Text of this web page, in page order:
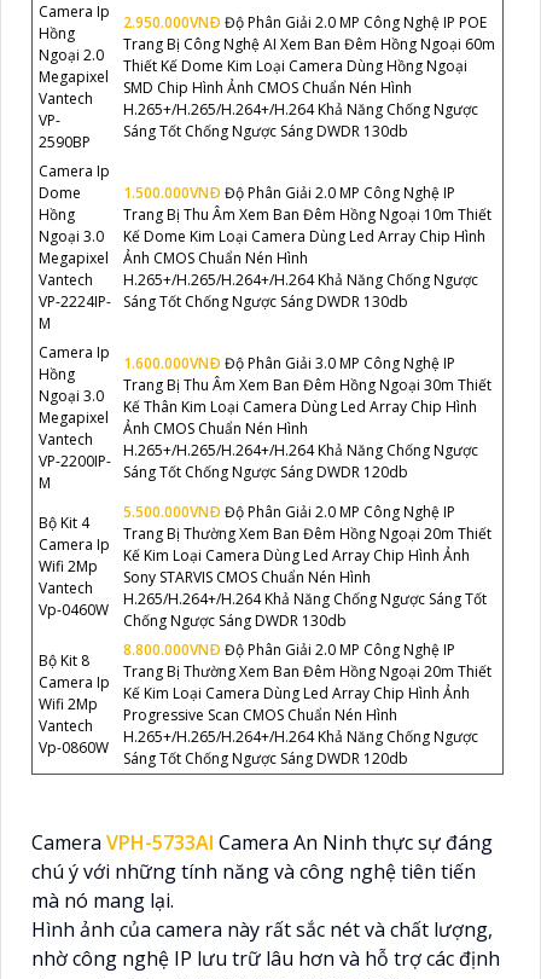
Camera Ip
Hồng
Ngoại 2.0
Megapixel
Vantech
VP-
2590BP
2.950.000VNÐ Độ Phân Giải 2.0 MP Công Nghệ IP POE
Trang Bị Công Nghệ AI Xem Ban Đêm Hồng Ngoại 60m
Thiết Kế Dome Kim Loại Camera Dùng Hồng Ngoại
SMD Chip Hình Ảnh CMOS Chuẩn Nén Hình
H.265+/H.265/H.264+/H.264 Khả Năng Chống Ngược
Sáng Tốt Chống Ngược Sáng DWDR 130db
Camera Ip
Dome
Hồng
Ngoại 3.0
Megapixel
Vantech
VP-2224IP-
M
1.500.000VNÐ Độ Phân Giải 2.0 MP Công Nghệ IP
Trang Bị Thu Âm Xem Ban Đêm Hồng Ngoại 10m Thiết
Kế Dome Kim Loại Camera Dùng Led Array Chip Hình
Ảnh CMOS Chuẩn Nén Hình
H.265+/H.265/H.264+/H.264 Khả Năng Chống Ngược
Sáng Tốt Chống Ngược Sáng DWDR 130db
Camera Ip
Hồng
Ngoại 3.0
Megapixel
Vantech
VP-2200IP-
M
1.600.000VNÐ Độ Phân Giải 3.0 MP Công Nghệ IP
Trang Bị Thu Âm Xem Ban Đêm Hồng Ngoại 30m Thiết
Kế Thân Kim Loại Camera Dùng Led Array Chip Hình
Ảnh CMOS Chuẩn Nén Hình
H.265+/H.265/H.264+/H.264 Khả Năng Chống Ngược
Sáng Tốt Chống Ngược Sáng DWDR 120db
Bộ Kit 4
Camera Ip
Wifi 2Mp
Vantech
Vp-0460W
5.500.000VNÐ Độ Phân Giải 2.0 MP Công Nghệ IP
Trang Bị Thường Xem Ban Đêm Hồng Ngoại 20m Thiết
Kế Kim Loại Camera Dùng Led Array Chip Hình Ảnh
Sony STARVIS CMOS Chuẩn Nén Hình
H.265/H.264+/H.264 Khả Năng Chống Ngược Sáng Tốt
Chống Ngược Sáng DWDR 130db
Bộ Kit 8
Camera Ip
Wifi 2Mp
Vantech
Vp-0860W
8.800.000VNÐ Độ Phân Giải 2.0 MP Công Nghệ IP
Trang Bị Thường Xem Ban Đêm Hồng Ngoại 20m Thiết
Kế Kim Loại Camera Dùng Led Array Chip Hình Ảnh
Progressive Scan CMOS Chuẩn Nén Hình
H.265+/H.265/H.264+/H.264 Khả Năng Chống Ngược
Sáng Tốt Chống Ngược Sáng DWDR 120db
Camera VPH-5733AI Camera An Ninh thực sự đáng
chú ý với những tính năng và công nghệ tiên tiến
mà nó mang lại.
Hình ảnh của camera này rất sắc nét và chất lượng,
nhờ công nghệ IP lưu trữ lâu hơn và hỗ trợ các định